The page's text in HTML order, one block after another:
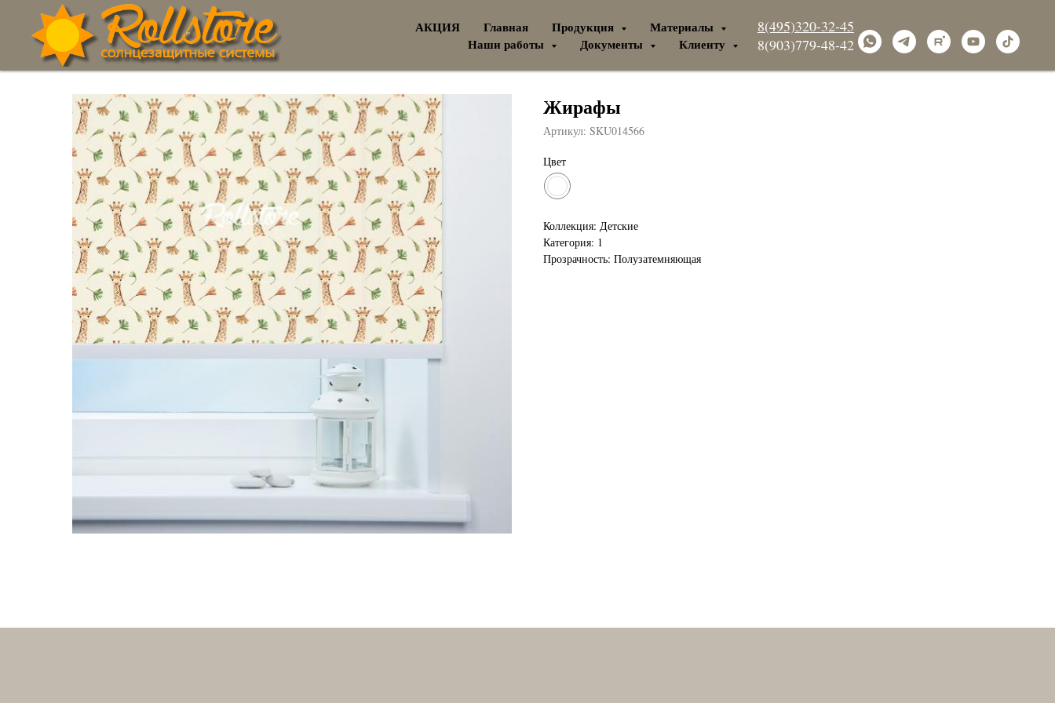
АКЦИЯ Главная Продукция
Материалы
Наши работы
Документы Клиенту
8(495)320-32-45
8(903)779-48-42
Жирафы
Артикул: SKU014566
Цвет
Коллекция: Детские
Категория: 1
Прозрачность: Полузатемняющая